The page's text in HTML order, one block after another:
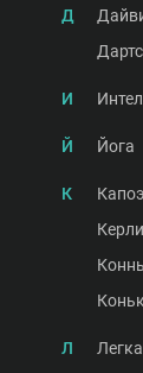
Д
Дартс
И
Й Йога
К
Л